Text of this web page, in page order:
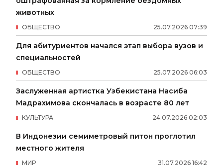
животных
25.07.2026 07:39
ОБЩЕСТВО
Для абитуриентов начался этап выбора вузов и
специальностей
25.07.2026 06:03
ОБЩЕСТВО
Заслуженная артистка Узбекистана Насиба
Мадрахимова скончалась в возрасте 80 лет
24.07.2026 02:03
КУЛЬТУРА
В Индонезии семиметровый питон проглотил
местного жителя
31.07.2026 16:42
МИР